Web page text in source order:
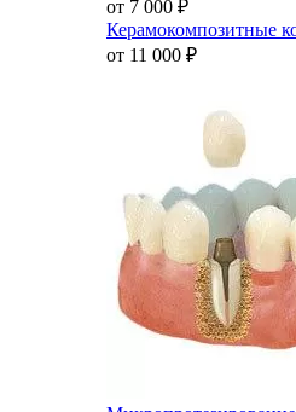
от 7 000 ₽
Керамокомпозитные
от 11 000 ₽